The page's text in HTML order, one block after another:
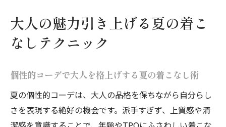
大人の魅力引き上げる夏の着こ
なしテクニック
個性的コーデで大人を格上げする夏の着こなし術
夏の個性的コーデは、大人の品格を保ちながら自分らし
さを表現する絶好の機会です。派手すぎず、上質感や清